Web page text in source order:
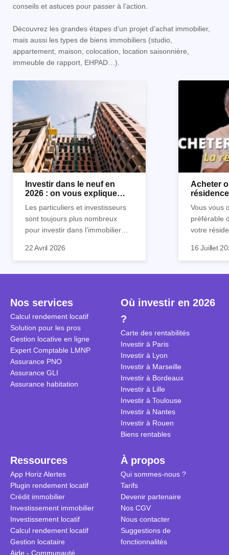
conseils et astuces pour passer à l’action.
Découvrez les grandes étapes d’un projet d’achat immobilier,
mais aussi les types de biens immobiliers (studio,
appartement, maison, colocation, location saisonnière,
immeuble de rapport, EHPAD…).
Investir dans le neuf en
2026 : on vous explique
Les particuliers et investisseurs
sont toujours plus nombreux
pour investir dans l’immobilier
nombreux avantages à choisir ce
expliquons tout dans cet article.
22 Avril 2026
Acheter
Vous vous
préférable
votre
pour
la règle
secondes
fenêtres"
sécuriser
16 Juillet
Nos services
Calcul rendement locatif
Solution pour les pros
Gestion locative en ligne
Expert Comptable LMNP
Assurance PNO
Assurance GLI
Assurance habitation
Où investir en 2026
?
Carte des rentabilités
Investir à Paris
Investir à Lyon
Investir à Marseille
Investir à Bordeaux
Investir à Lille
Investir à Toulouse
Investir à Nantes
Investir à Rouen
Biens rentables
Ressources
App Horiz Alertes
Plugin rendement locatif
Crédit immobilier
Investissement immobilier
Investissement locatif
Calcul rendement locatif
Gestion locataire
Aide - Communauté
À propos
Qui sommes-nous ?
Tarifs
Devenir partenaire
Nos CGV
Nous contacter
Suggestions de
fonctionnalités